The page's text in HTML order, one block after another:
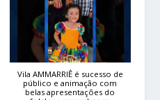
Vila AMMARRIÊ é sucesso de
público e animação com
belas apresentações do